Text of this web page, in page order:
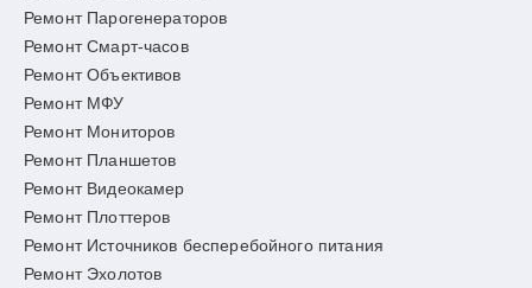
Ремонт Парогенераторов
Ремонт Смарт-часов
Ремонт Объективов
Ремонт МФУ
Ремонт Мониторов
Ремонт Планшетов
Ремонт Видеокамер
Ремонт Плоттеров
Ремонт Источников бесперебойного питания
Ремонт Эхолотов